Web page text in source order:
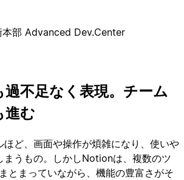
本部 Advanced Dev.Center
過不足なく表現。チーム
進む
ほど、画面や操作が煩雑になり、使いや
まうもの。しかしNotionは、複数のツ
とまっていながら、機能の豊富さがそ